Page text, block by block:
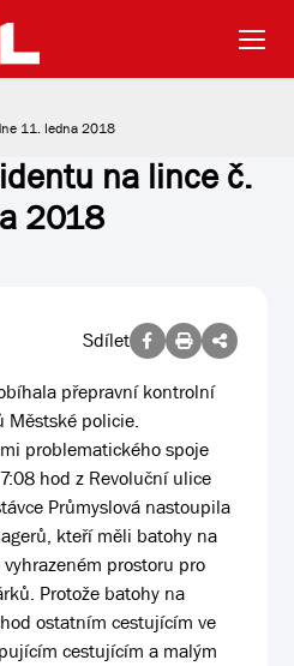
11. ledna 2018
na lince č.
2018
Sdílet
přepravní kontrolní
Městské policie.
problematického spoje
hod z Revoluční ulice
Průmyslová nastoupila
kteří měli batohy na
prostoru pro
Protože batohy na
ostatním cestujícím ve
cestujícím a malým